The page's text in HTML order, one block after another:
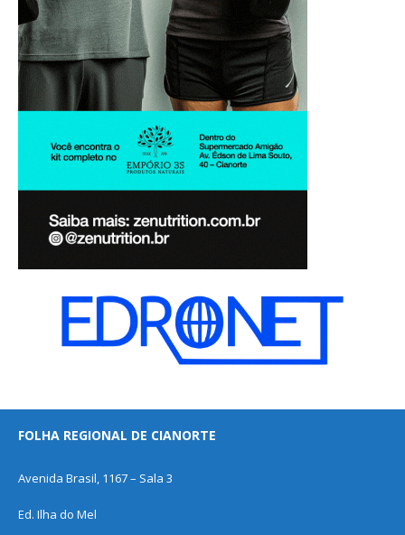
FOLHA REGIONAL DE CIANORTE
Avenida Brasil, 1167 – Sala 3
Ed. Ilha do Mel